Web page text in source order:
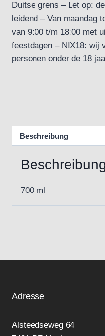
Duitse grens – Let op:
leidend – Van maandag
van 9:00 t/m 18:00 met
feestdagen – NIX18: wij
personen onder de 18
Beschreibung
Beschreibung
700 ml
Adresse
Alsteedseweg 64